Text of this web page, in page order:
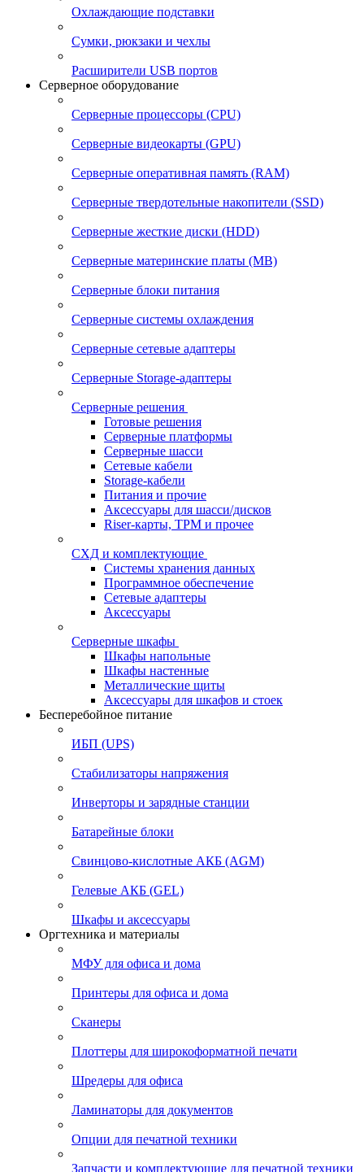
Охлаждающие подставки
Сумки, рюкзаки и чехлы
Расширители USB портов
Серверное оборудование
Серверные процессоры (CPU)
Серверные видеокарты (GPU)
Серверные оперативная память (RAM)
Серверные твердотельные накопители (SSD)
Серверные жесткие диски (HDD)
Серверные материнские платы (MB)
Серверные блоки питания
Серверные системы охлаждения
Серверные сетевые адаптеры
Серверные Storage-адаптеры
Серверные решения
Готовые решения
Серверные платформы
Серверные шасси
Сетевые кабели
Storage-кабели
Питания и прочие
Аксессуары для шасси/дисков
Riser-карты, TPM и прочее
СХД и комплектующие
Системы хранения данных
Программное обеспечение
Сетевые адаптеры
Аксессуары
Серверные шкафы
Шкафы напольные
Шкафы настенные
Металлические щиты
Аксессуары для шкафов и стоек
Бесперебойное питание
ИБП (UPS)
Стабилизаторы напряжения
Инверторы и зарядные станции
Батарейные блоки
Свинцово-кислотные АКБ (AGM)
Гелевые АКБ (GEL)
Шкафы и аксессуары
Оргтехника и материалы
МФУ для офиса и дома
Принтеры для офиса и дома
Сканеры
Плоттеры для широкоформатной печати
Шредеры для офиса
Ламинаторы для документов
Опции для печатной техники
Запчасти и комплектующие для печатной техники